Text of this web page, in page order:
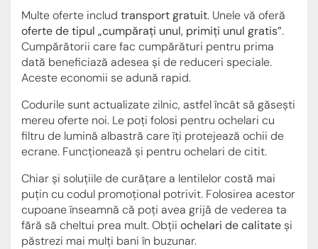
Multe oferte includ transport gratuit. Unele vă oferă
oferte de tipul „cumpărați unul, primiți unul gratis”.
Cumpărătorii care fac cumpărături pentru prima
dată beneficiază adesea și de reduceri speciale.
Aceste economii se adună rapid.
Codurile sunt actualizate zilnic, astfel încât să găsești
mereu oferte noi. Le poți folosi pentru ochelari cu
filtru de lumină albastră care îți protejează ochii de
ecrane. Funcționează și pentru ochelari de citit.
Chiar și soluțiile de curățare a lentilelor costă mai
puțin cu codul promoțional potrivit. Folosirea acestor
cupoane înseamnă că poți avea grijă de vederea ta
fără să cheltui prea mult. Obții ochelari de calitate și
păstrezi mai mulți bani în buzunar.